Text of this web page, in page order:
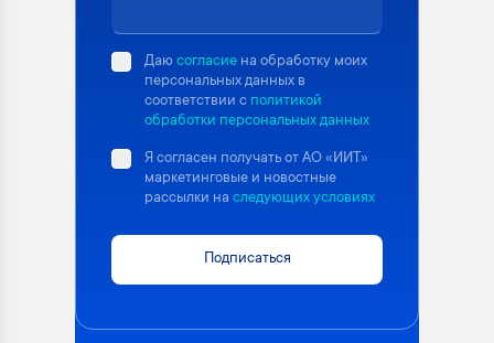
Даюсогласие на обработку моих
персональных данных в
соответствии с политикой
обработки персональных данных
Я согласен получать от АО «ИИТ»
маркетинговые и новостные
рассылки на следующих условиях
Подписаться